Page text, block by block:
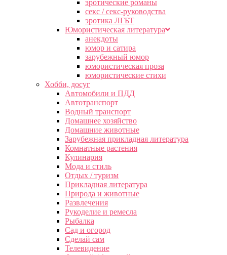
эротические романы
секс / секс-руководства
эротика ЛГБТ
Юмористическая литература
анекдоты
юмор и сатира
зарубежный юмор
юмористическая проза
юмористические стихи
Хобби, досуг
Автомобили и ПДД
Автотранспорт
Водный транспорт
Домашнее хозяйство
Домашние животные
Зарубежная прикладная литература
Комнатные растения
Кулинария
Мода и стиль
Отдых / туризм
Прикладная литература
Природа и животные
Развлечения
Рукоделие и ремесла
Рыбалка
Сад и огород
Сделай сам
Телевидение